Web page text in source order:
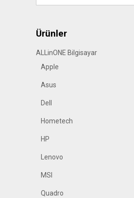
Ürünler
ALLinONE Bilgisayar
Apple
Asus
Dell
Hometech
HP
Lenovo
MSI
Quadro